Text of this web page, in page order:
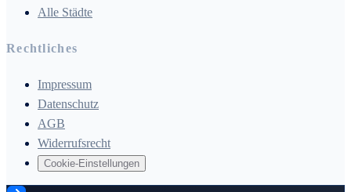
Alle Städte
Rechtliches
Impressum
Datenschutz
AGB
Widerrufsrecht
Cookie-Einstellungen